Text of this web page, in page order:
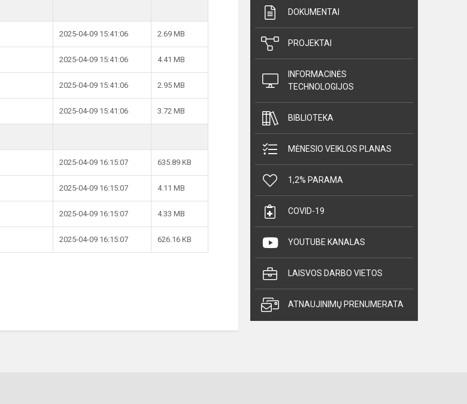
2025-04-09 15:41:06 2.69 MB
2025-04-09 15:41:06 4.41 MB
2025-04-09 15:41:06 2.95 MB
2025-04-09 15:41:06 3.72 MB
2025-04-09 16:15:07 635.89 KB
2025-04-09 16:15:07 4.11 MB
2025-04-09 16:15:07 4.33 MB
2025-04-09 16:15:07 626.16 KB
DOKUMENTAI
PROJEKTAI
INFORMACINĖS
TECHNOLOGIJOS
BIBLIOTEKA
MĖNESIO VEIKLOS PLANAS
1,2% PARAMA
COVID-19
YOUTUBE KANALAS
LAISVOS DARBO VIETOS
ATNAUJINIMŲ PRENUMERATA